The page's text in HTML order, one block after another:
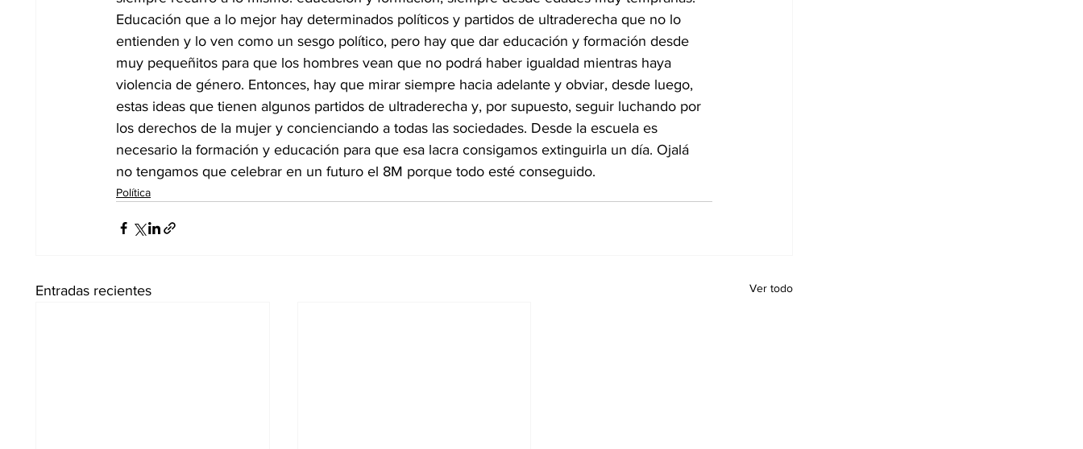
Educación que a lo mejor hay determinados políticos y partidos de ultraderecha que no lo
entienden y lo ven como un sesgo político, pero hay que dar educación y formación desde
muy pequeñitos para que los hombres vean que no podrá haber igualdad mientras haya
violencia de género. Entonces, hay que mirar siempre hacia adelante y obviar, desde luego,
estas ideas que tienen algunos partidos de ultraderecha y, por supuesto, seguir luchando por
los derechos de la mujer y concienciando a todas las sociedades. Desde la escuela es
necesario la formación y educación para que esa lacra consigamos extinguirla un día. Ojalá
no tengamos que celebrar en un futuro el 8M porque todo esté conseguido.
Política
Entradas recientes Ver todo